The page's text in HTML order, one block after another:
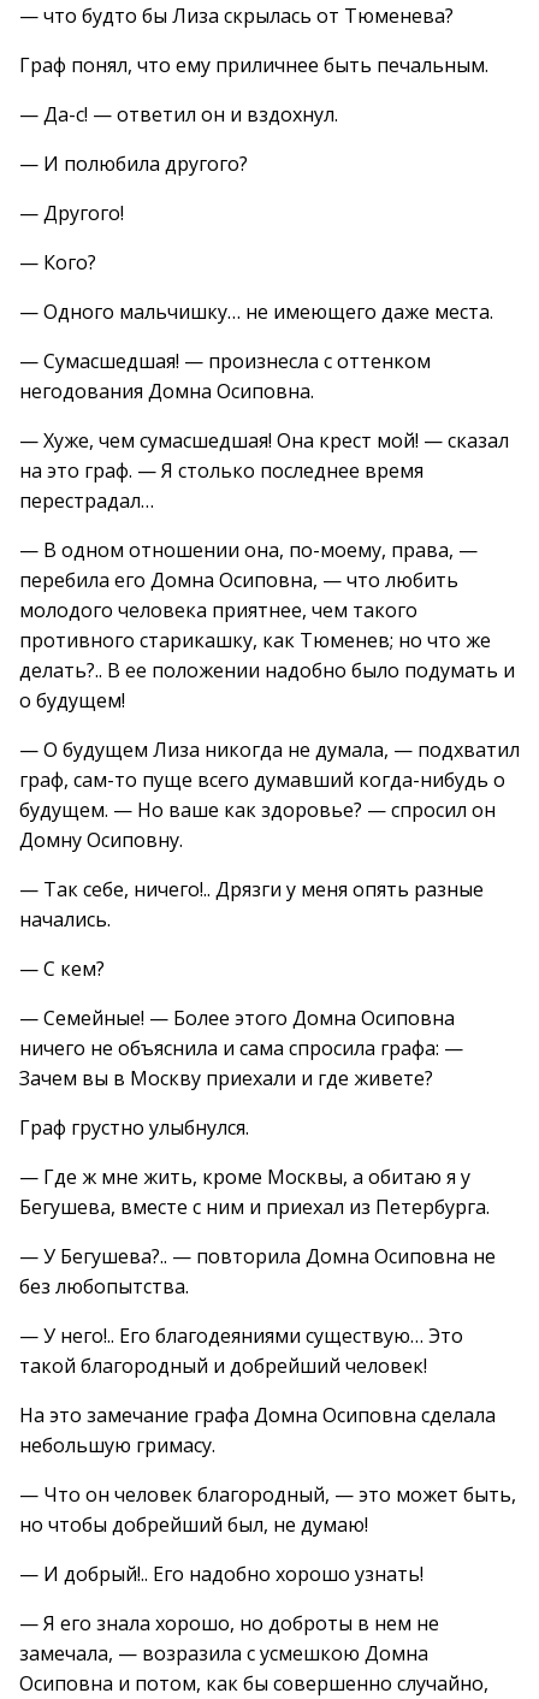
— что будто бы Лиза скрылась от Тюменева?
Граф понял, что ему приличнее быть печальным.
— Да-с! — ответил он и вздохнул.
— И полюбила другого?
— Другого!
— Кого?
— Одного мальчишку… не имеющего даже места.
— Сумасшедшая! — произнесла с оттенком
негодования Домна Осиповна.
— Хуже, чем сумасшедшая! Она крест мой! — сказал
на это граф. — Я столько последнее время
перестрадал…
— В одном отношении она, по-моему, права, —
перебила его Домна Осиповна, — что любить
молодого человека приятнее, чем такого
противного старикашку, как Тюменев; но что же
делать?.. В ее положении надобно было подумать и
о будущем!
— О будущем Лиза никогда не думала, — подхватил
граф, сам-то пуще всего думавший когда-нибудь о
будущем. — Но ваше как здоровье? — спросил он
Домну Осиповну.
— Так себе, ничего!.. Дрязги у меня опять разные
начались.
— С кем?
— Семейные! — Более этого Домна Осиповна
ничего не объяснила и сама спросила графа: —
Зачем вы в Москву приехали и где живете?
Граф грустно улыбнулся.
— Где ж мне жить, кроме Москвы, а обитаю я у
Бегушева, вместе с ним и приехал из Петербурга.
— У Бегушева?.. — повторила Домна Осиповна не
без любопытства.
— У него!.. Его благодеяниями существую… Это
такой благородный и добрейший человек!
На это замечание графа Домна Осиповна сделала
небольшую гримасу.
— Что он человек благородный, — это может быть,
но чтобы добрейший был, не думаю!
— И добрый!.. Его надобно хорошо узнать!
— Я его знала хорошо, но доброты в нем не
замечала, — возразила с усмешкою Домна
Осиповна и потом, как бы совершенно случайно,